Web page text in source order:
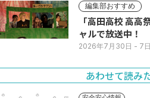
編集部おすすめ
「高田高校 高高
ャルで放送中！
2026年7月30日 - 7
あわせて読み